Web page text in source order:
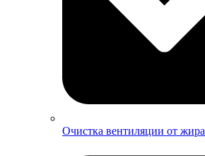
Очистка вентиляции от жира